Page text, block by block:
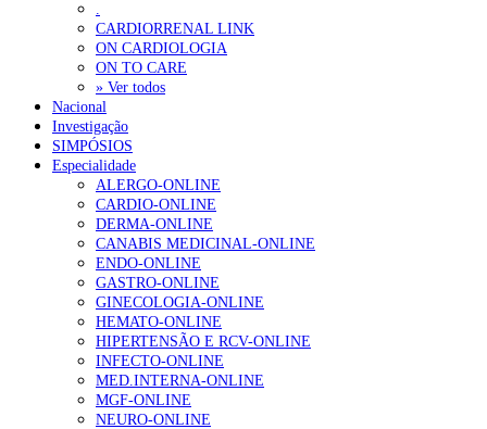
.
CARDIORRENAL LINK
ON CARDIOLOGIA
ON TO CARE
» Ver todos
Nacional
Investigação
SIMPÓSIOS
Especialidade
ALERGO-ONLINE
CARDIO-ONLINE
DERMA-ONLINE
CANABIS MEDICINAL-ONLINE
ENDO-ONLINE
GASTRO-ONLINE
GINECOLOGIA-ONLINE
HEMATO-ONLINE
HIPERTENSÃO E RCV-ONLINE
INFECTO-ONLINE
MED.INTERNA-ONLINE
MGF-ONLINE
NEURO-ONLINE